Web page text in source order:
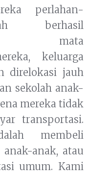
perlahan-
berhasil
mata
keluarga
direlokasi jauh
sekolah anak-
mereka tidak
transportasi.
membeli
anak, atau
umum. Kami